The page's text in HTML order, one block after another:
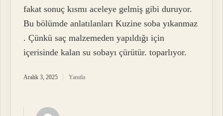
fakat sonuç kısmı aceleye gelmiş gibi duruyor.
Bu bölümde anlatılanları Kuzine soba yıkanmaz
. Çünkü saç malzemeden yapıldığı için
içerisinde kalan su sobayı çürütür. toparlıyor.
Aralık 3, 2025 Yanıtla